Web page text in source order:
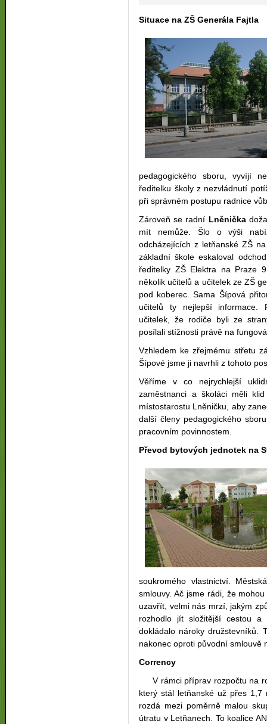
Situace na ZŠ Generála Fajtla
pedagogického sboru, vyvíjí
ředitelku školy z nezvládnutí
při správném postupu radnice
Zároveň se radní Lněnička
mít nemůže. Šlo o výši
odcházejících z letňanské ZŠ
základní škole eskaloval
ředitelky ZŠ Elektra na Praze
několik učitelů a učitelek ze ZŠ
pod koberec. Sama Šípová
učitelů ty nejlepší informace.
učitelek, že rodiče byli ze
posílali stížnosti právě na
Vzhledem ke zřejmému střetu
Šípové jsme ji navrhli z tohoto
Věříme v co nejrychlejší
zaměstnanci a školáci měli
místostarostu Lněničku, aby
další členy pedagogického
pracovním povinnostem.
Převod bytových jednotek na
soukromého vlastnictví.
smlouvy. Ač jsme rádi, že
uzavřít, velmi nás mrzí, jakým
rozhodlo jít složitější cestou a
dokládalo nároky družstevníků.
nakonec oproti původní smlouvě
Corrency
V rámci příprav rozpočtu na
který stál letňanské už přes 1,7
rozdá mezi poměrně malou
útratu v Letňanech. To koalice